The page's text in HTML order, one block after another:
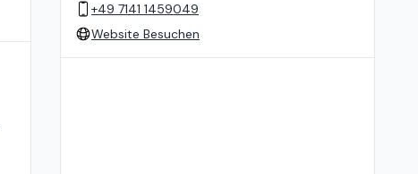
+49 7141 1459049
Website Besuchen